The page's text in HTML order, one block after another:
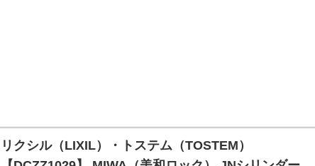
リクシル（LIXIL）・トステム（TOSTEM）